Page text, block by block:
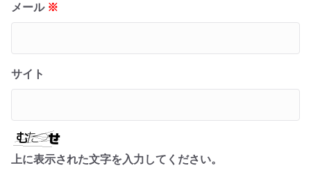
メール ※
サイト
上に表示された文字を入力してください。